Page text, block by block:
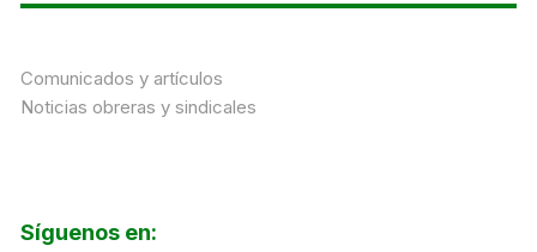
Comunicados y artículos
Noticias obreras y sindicales
Síguenos en: